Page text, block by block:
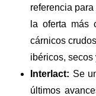
referencia
la oferta más
cárnicos
ibéricos, secos
Interlact: Se
últimos